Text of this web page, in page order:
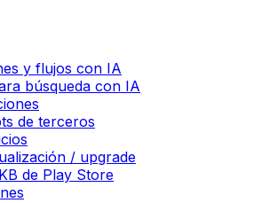
y flujos con IA
búsqueda con IA
de terceros
/ upgrade
de Play Store